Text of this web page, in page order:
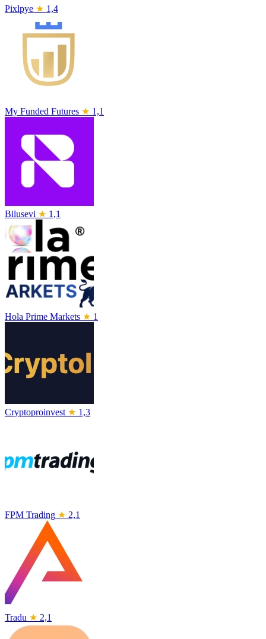
Pixlpye ★ 1,4
My Funded Futures ★ 1,1
Bilusevi ★ 1,1
Hola Prime Markets ★ 1
Cryptoproinvest ★ 1,3
FPM Trading ★ 2,1
Tradu ★ 2,1